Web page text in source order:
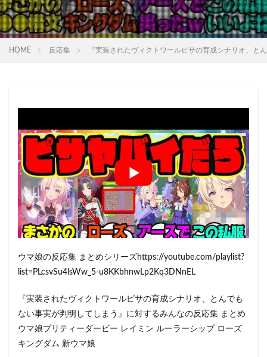
HOME 反応集 『実装されたヴィクトワールピサの育成シナリオ、
ウマ娘の反応集 まとめシリーズhttps://youtube.com/playlist?
list=PLcsvSu4lsWw_5-u8KKbhnwLp2Kq3DNnEL
『実装されたヴィクトワールピサの育成シナリオ、とんでも
ない事実が判明してしまう』に対するみんなの反応集 まとめ
ウマ娘プリティーダービー レイミン ルーラーシップ ローズ
キングダム 新ウマ娘